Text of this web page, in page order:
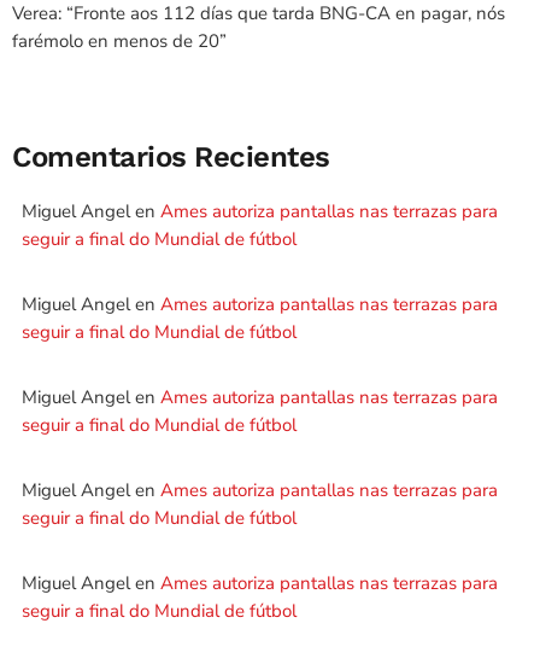
Verea: “Fronte aos 112 días que tarda BNG-CA en pagar, nós
farémolo en menos de 20”
Comentarios Recientes
Miguel Angelen Ames autoriza pantallas nas terrazas para
seguir a final do Mundial de fútbol
Miguel Angelen Ames autoriza pantallas nas terrazas para
seguir a final do Mundial de fútbol
Miguel Angelen Ames autoriza pantallas nas terrazas para
seguir a final do Mundial de fútbol
Miguel Angelen Ames autoriza pantallas nas terrazas para
seguir a final do Mundial de fútbol
Miguel Angelen Ames autoriza pantallas nas terrazas para
seguir a final do Mundial de fútbol